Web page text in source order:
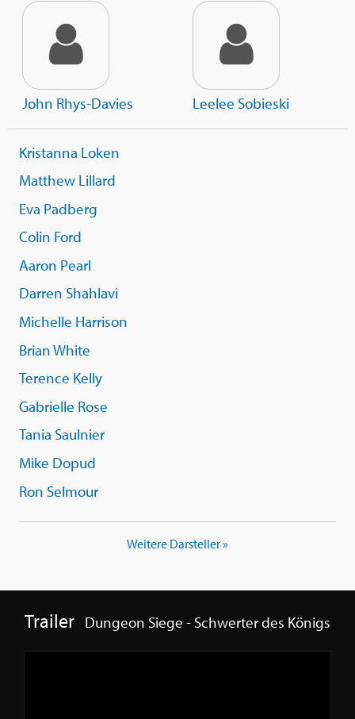
John Rhys-Davies Leelee Sobieski
Kristanna Loken
Matthew Lillard
Eva Padberg
Colin Ford
Aaron Pearl
Darren Shahlavi
Michelle Harrison
Brian White
Terence Kelly
Gabrielle Rose
Tania Saulnier
Mike Dopud
Ron Selmour
Weitere Darsteller »
Trailer Dungeon Siege - Schwerter des Königs